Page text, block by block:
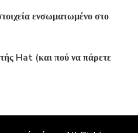
ενσωματωμένο στο
Hat (και πού να πάρετε